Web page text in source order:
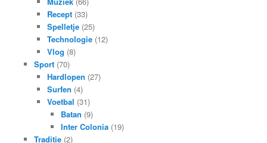
Recept (33)
Spelletje (25)
Technologie (12)
Vlog (8)
Sport(70)
Hardlopen (27)
Surfen (4)
Voetbal (31)
Batan (9)
Inter Colonia(19)
Traditie(2)